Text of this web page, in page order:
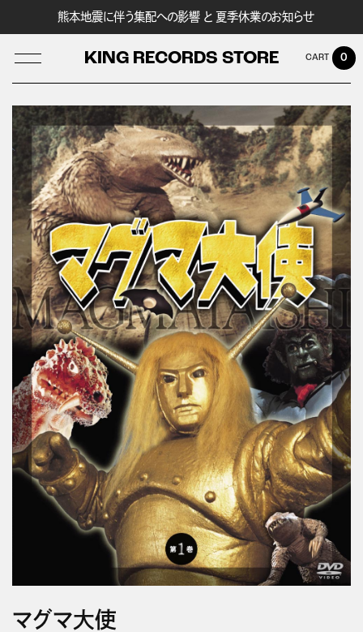
熊本地震に伴う集配への影響 と 夏季休業のお知らせ
KING RECORDS STORE
LOG IN
0
マグマ大使